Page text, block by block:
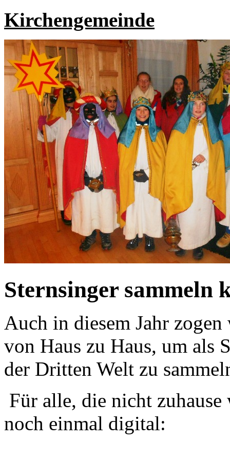
Kirchengemeinde
Sternsinger sammeln
Auch in diesem Jahr
von Haus zu Haus, um als
der Dritten Welt zu
Für alle, die nicht
noch einmal digital: